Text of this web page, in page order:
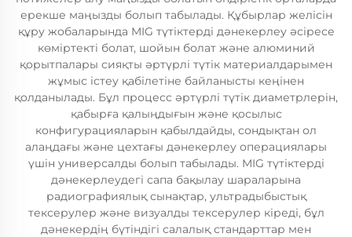
ерекше маңызды болып табылады. Құбырлар желісін
құру жобаларында MIG түтіктерді дәнекерлеу әсіресе
көміртекті болат, шойын болат және алюминий
қорытпалары сияқты әртүрлі түтік материалдарымен
жұмыс істеу қабілетіне байланысты кеңінен
қолданылады. Бұл процесс әртүрлі түтік диаметрлерін,
қабырға қалыңдығын және қосылыс
конфигурацияларын қабылдайды, сондықтан ол
алаңдағы және цехтағы дәнекерлеу операциялары
үшін универсалды болып табылады. MIG түтіктерді
дәнекерлеудегі сапа бақылау шараларына
радиографиялық сынақтар, ультрадыбыстық
тексерулер және визуалды тексерулер кіреді, бұл
дәнекердің бүтіндігі салалық стандарттар мен